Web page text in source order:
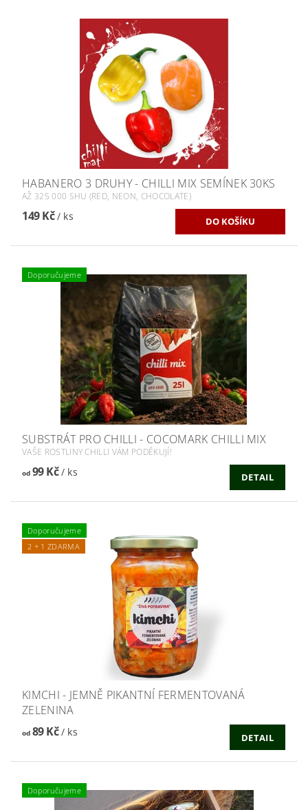
HABANERO 3 DRUHY - CHILLI MIX SEMÍNEK 30KS
AŽ 325 000 SHU (RED, NEON, CHOCOLATE)
149 Kč/ ks
Doporučujeme
SUBSTRÁT PRO CHILLI - COCOMARK CHILLI MIX
VAŠE ROSTLINY CHILLI VÁM PODĚKUJÍ!
od99 Kč/ ks DETAIL
Doporučujeme
2 + 1 ZDARMA
KIMCHI - JEMNĚ PIKANTNÍ FERMENTOVANÁ
ZELENINA
od89 Kč/ ks DETAIL
Doporučujeme